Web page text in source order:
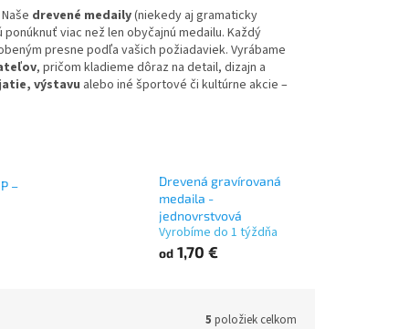
drevené medaily(niekedy aj gramaticky
viac než len obyčajnú medailu. Každý
presne podľa vašich požiadaviek. Vyrábame
, pričom kladieme dôraz na detail, dizajn a
výstavu alebo iné športové či kultúrne akcie –
–
Drevená gravírovaná
medaila -
jednovrstvová
Vyrobíme do 1 týždňa
od1,70 €
5 položiek celkom